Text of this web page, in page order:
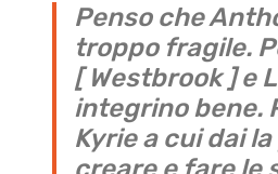
Penso che
troppo fragile.
[ Westbrook ] e
integrino bene.
Kyrie a cui dai